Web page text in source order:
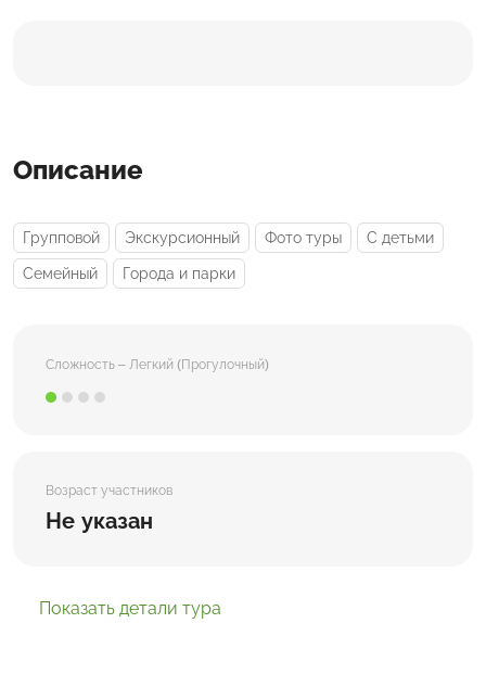
Описание
Групповой Экскурсионный Фото туры С детьми
Семейный Города и парки
Сложность – Легкий (Прогулочный)
Возраст участников
Не указан
Показать детали тура